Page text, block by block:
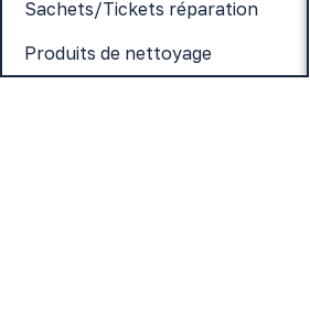
Sachets/Tickets réparation
Produits de nettoyage